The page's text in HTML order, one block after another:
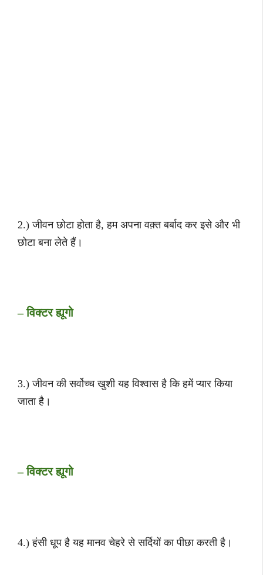
2.) जीवन छोटा होता है, हम अपना वक़्त बर्बाद कर इसे और भी
छोटा बना लेते हैं।
– विक्टर ह्यूगो
3.) जीवन की सर्वोच्च खुशी यह विश्वास है कि हमें प्यार किया
जाता है।
– विक्टर ह्यूगो
4.) हंसी धूप है यह मानव चेहरे से सर्दियों का पीछा करती है।